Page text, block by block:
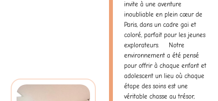
invite à une aventure
inoubliable en plein cœur de
Paris, dans un cadre gai et
coloré, parfait pour les jeunes
explorateurs. Notre
environnement a été pensé
pour offrir à chaque enfant et
adolescent un lieu où chaque
étape des soins est une
véritable chasse au trésor,